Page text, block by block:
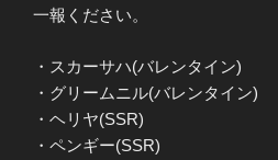
一報ください。
・スカーサハ(バレンタイン)
・グリームニル(バレンタイン)
・ヘリヤ(SSR)
・ペンギー(SSR)